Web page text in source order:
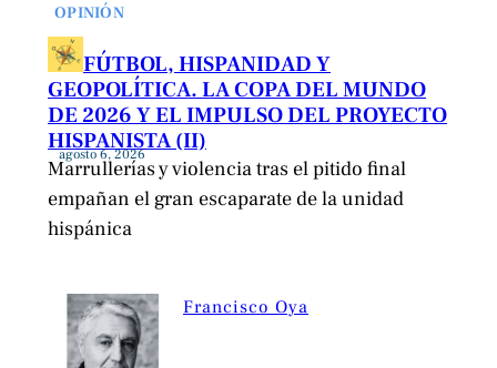
OPINIÓN
FÚTBOL, HISPANIDAD Y
GEOPOLÍTICA. LA COPA DEL MUNDO
DE 2026 Y EL IMPULSO DEL PROYECTO
HISPANISTA (II)
agosto 6, 2026
Marrullerías y violencia tras el pitido final
empañan el gran escaparate de la unidad
hispánica
Francisco Oya